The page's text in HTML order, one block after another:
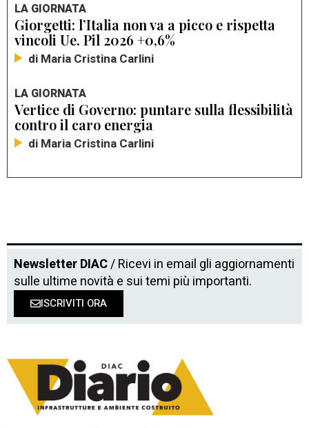
LA GIORNATA
Giorgetti: l’Italia non va a picco e rispetta
vincoli Ue. Pil 2026 +0,6%
di Maria Cristina Carlini
LA GIORNATA
Vertice di Governo: puntare sulla flessibilità
contro il caro energia
di Maria Cristina Carlini
Newsletter DIAC/ Ricevi in email gli aggiornamenti
sulle ultime novità e sui temi più importanti.
ISCRIVITI ORA